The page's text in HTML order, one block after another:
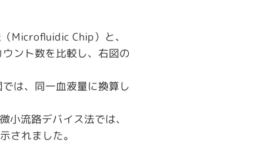
Microfluidic Chip）と、
ント数を比較し、右図の
は、同一血液量に換算し
小流路デバイス法では、
されました。